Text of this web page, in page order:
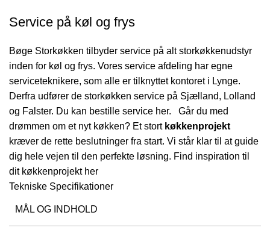
Service på køl og frys
Bøge Storkøkken tilbyder service på alt storkøkkenudstyr
inden for køl og frys. Vores service afdeling har egne
serviceteknikere, som alle er tilknyttet kontoret i Lynge.
Derfra udfører de storkøkken service på Sjælland, Lolland
og Falster. Du kan bestille service her. Går du med
drømmen om et nyt køkken? Et stort køkkenprojekt
kræver de rette beslutninger fra start. Vi står klar til at guide
dig hele vejen til den perfekte løsning. Find inspiration til
dit køkkenprojekt her
Tekniske Specifikationer
MÅL OG INDHOLD